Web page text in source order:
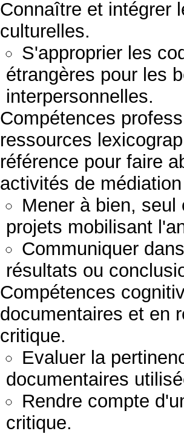
Connaître et intégrer
culturelles.
S'approprier les
étrangères pour les
interpersonnelles.
Compétences
ressources
référence pour faire
activités de
Mener à bien,
projets mobilisant
Communiquer
résultats ou
Compétences
documentaires et en
critique.
Evaluer la
documentaires
Rendre compte
critique.